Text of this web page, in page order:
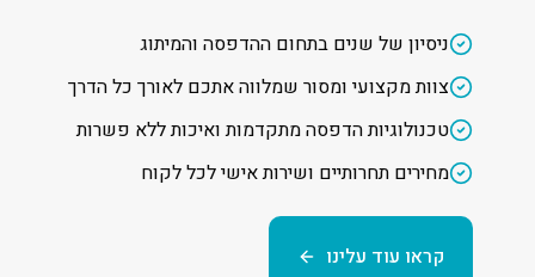
ניסיון של שנים בתחום ההדפסה והמיתוג
צוות מקצועי ומסור שמלווה אתכם לאורך כל הדרך
טכנולוגיות הדפסה מתקדמות ואיכות ללא פשרות
מחירים תחרותיים ושירות אישי לכל לקוח
קראו עוד עלינו